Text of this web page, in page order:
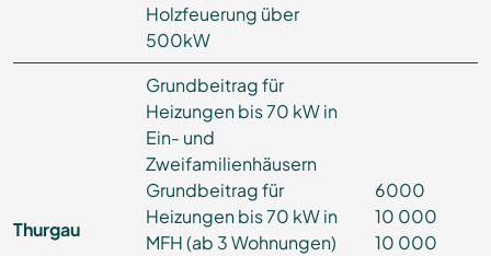
Holzfeuerung über
500kW
Thurgau
Grundbeitrag für
Heizungen bis 70 kW in
Ein- und
Zweifamilienhäusern
Grundbeitrag für
Heizungen bis 70 kW in
MFH (ab 3 Wohnungen)
6000
10 000
10 000